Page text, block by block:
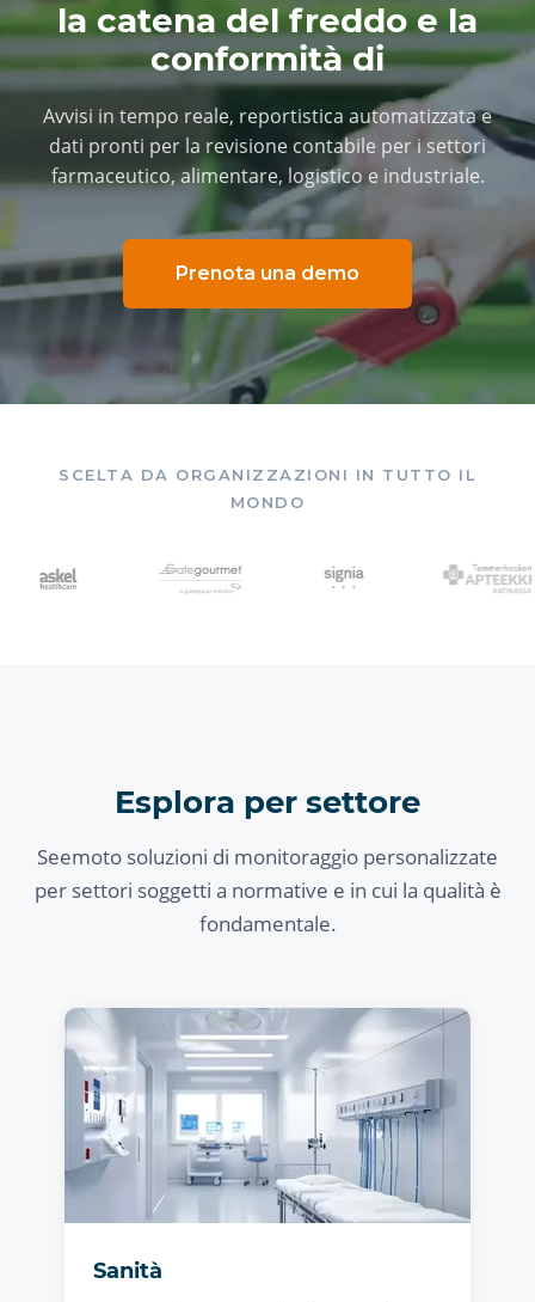
la catena del freddo e la
conformità di
Avvisi in tempo reale, reportistica automatizzata e
dati pronti per la revisione contabile per i settori
farmaceutico, alimentare, logistico e industriale.
Prenota una demo
SCELTA DA ORGANIZZAZIONI IN TUTTO IL
MONDO
Esplora per settore
Seemoto soluzioni di monitoraggio personalizzate
per settori soggetti a normative e in cui la qualità è
fondamentale.
Sanità